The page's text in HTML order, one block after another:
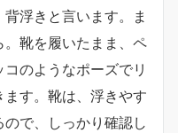
浮きと言います。ま
靴を履いたまま、ペ
のようなポーズでリ
す。靴は、浮きやす
で、しっかり確認し